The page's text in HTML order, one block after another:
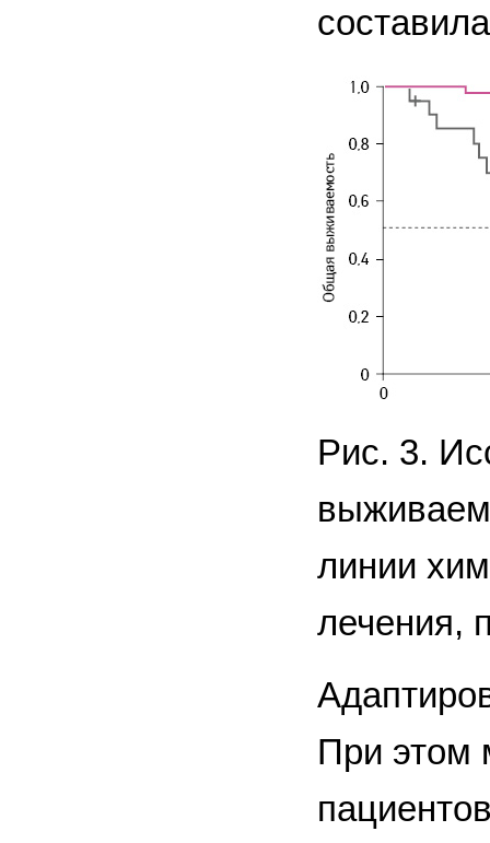
Рис. 3.
линии
лечения,
При этом